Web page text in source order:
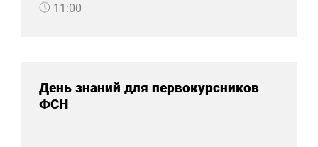
11:00
День знаний для первокурсников
ФСН